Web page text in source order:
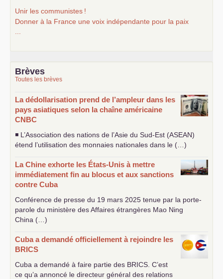
Unir les communistes !
Donner à la France une voix indépendante pour la paix
Brèves
Toutes les brèves
La dédollarisation prend de l’ampleur dans les
pays asiatiques selon la chaîne américaine
CNBC
◾ L’Association des nations de l’Asie du Sud-Est (ASEAN)
étend l’utilisation des monnaies nationales dans le (…)
La Chine exhorte les États-Unis à mettre
immédiatement fin au blocus et aux sanctions
contre Cuba
Conférence de presse du 19 mars 2025 tenue par la porte-
parole du ministère des Affaires étrangères Mao Ning
China (…)
Cuba a demandé officiellement à rejoindre les
BRICS
Cuba a demandé à faire partie des BRICS . C’est
ce qu’a annoncé le directeur général des relations